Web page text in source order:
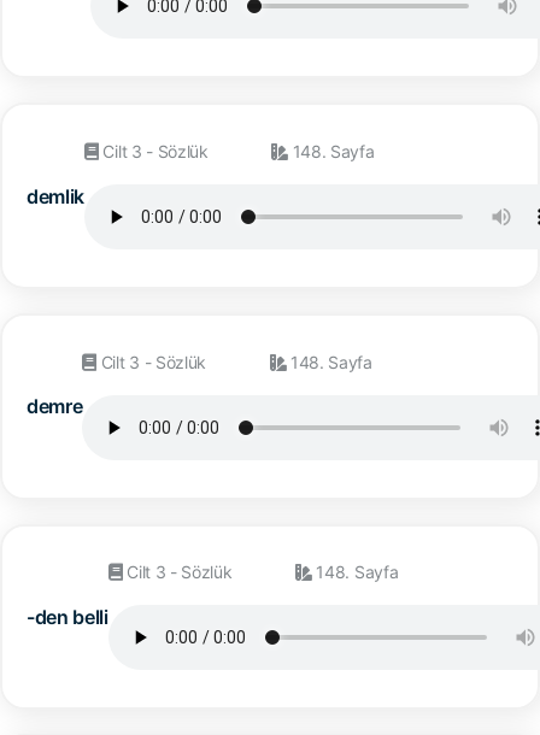
demlik
Cilt 3 - Sözlük 148. Sayfa
demre
Cilt 3 - Sözlük 148. Sayfa
-den belli
Cilt 3 - Sözlük 148. Sayfa